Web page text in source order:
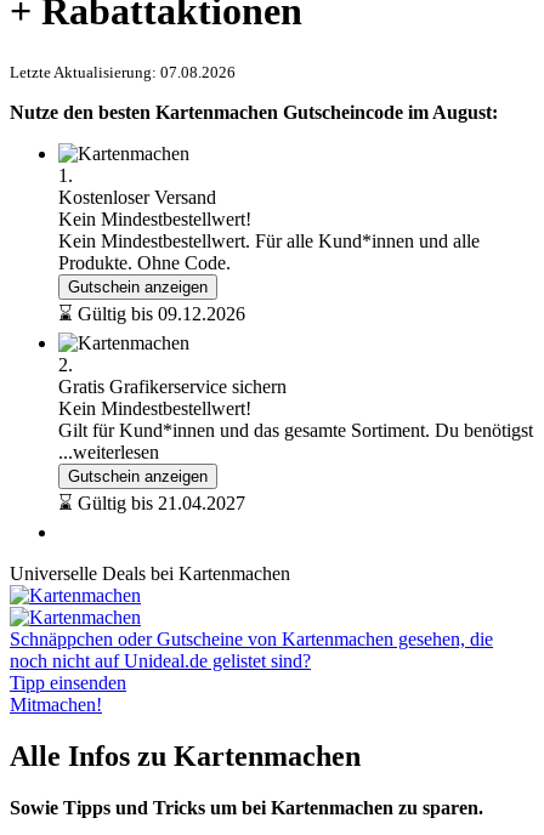
+ Rabattaktionen
Letzte Aktualisierung: 07.08.2026
Nutze den besten Kartenmachen Gutscheincode im August:
1.
Kostenloser Versand
Kein Mindestbestellwert!
Kein Mindestbestellwert. Für alle Kund*innen und alle
Produkte. Ohne Code.
Gutschein anzeigen
⌛ Gültig bis 09.12.2026
2.
Gratis Grafikerservice sichern
Kein Mindestbestellwert!
Gilt für Kund*innen und das gesamte Sortiment. Du benötigst
...weiterlesen
Gutschein anzeigen
⌛ Gültig bis 21.04.2027
Universelle Deals bei Kartenmachen
Schnäppchen oder Gutscheine von Kartenmachen gesehen, die
noch nicht auf Unideal.de gelistet sind?
Tipp einsenden
Mitmachen!
Alle Infos zu Kartenmachen
Sowie Tipps und Tricks um bei Kartenmachen zu sparen.